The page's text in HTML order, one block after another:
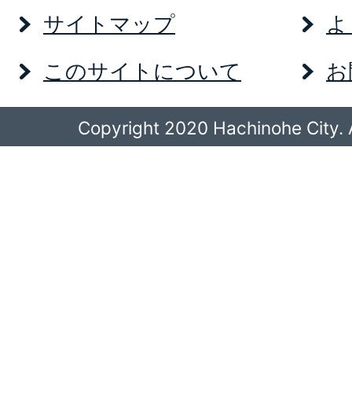
サイトマップ
このサイトについて
Copyright 2020 Hachinohe City.